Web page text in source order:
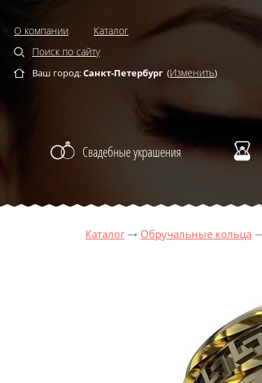
О компании
Каталог
Поиск по сайту
Ваш город:Санкт-Петербург (Изменить)
Свадебные украшения
Каталог Обручальные кольца